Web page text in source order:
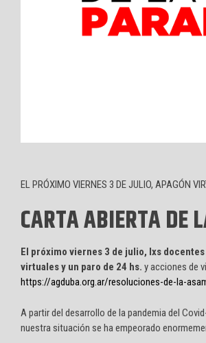
EL PRÓXIMO VIERNES 3 DE JULIO, APAGÓN
CARTA ABIERTA DE
El próximo viernes 3 de julio, lxs
virtuales y un paro de 24 hs. y acciones de
https://agduba.org.ar/resoluciones-de-la-
A partir del desarrollo de la pandemia del
nuestra situación se ha empeorado